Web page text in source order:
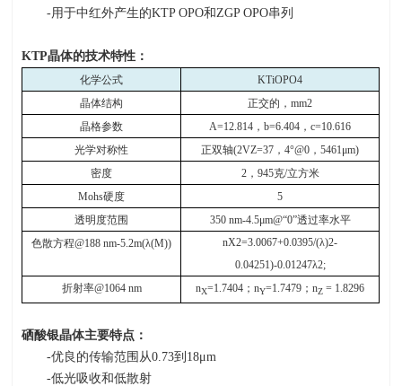
-用于中红外产生的KTP OPO和 ZGP OPO串列
KTP晶体的技术特性：
化学公式
KTiOPO4
晶体结构
正交的，mm2
晶格参数
A=12.814 ，b=6.404 ，c=10.616
光学对称性
正双轴(2VZ=37 ，4°@0 ，5461μm)
密度
2， 945克/立方米
Mohs硬度
5
透明度范围
350 nm-4.5μm@“0”透过率水平
色散方程@188 nm-5.2m(λ(M))
nX2=3.0067+0.0395/(λ)2-
0.04251)-0.01247λ2;
折射率@1064 nm nX=1.7404 ；nY=1.7479 ；nZ = 1.8296
硒酸银晶体主要特点：
-优良的传输范围从0.73到 18μm
-低光吸收和低散射